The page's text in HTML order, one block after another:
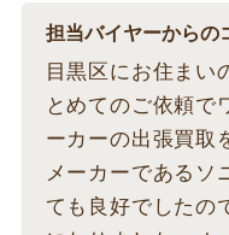
担当バイヤーからの
目黒区にお住まい
とめてのご依頼で
ーカーの出張買取
メーカーであるソ
ても良好でしたの